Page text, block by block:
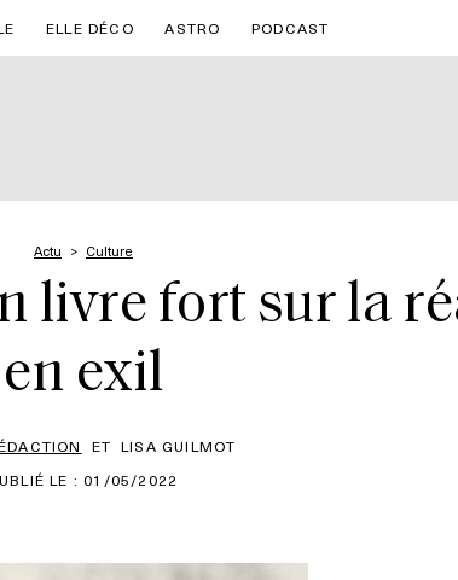
ELLE DÉCO ASTRO PODCAST
Actu Culture
livre fort sur la
en exil
ET LISA GUILMOT
LE : 01/05/2022